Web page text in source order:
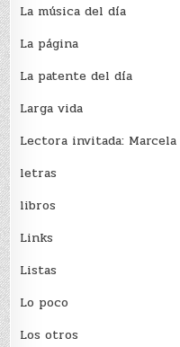
La música del día
La página
La patente del día
Larga vida
Lectora invitada: Marcela
letras
libros
Links
Listas
Lo poco
Los otros